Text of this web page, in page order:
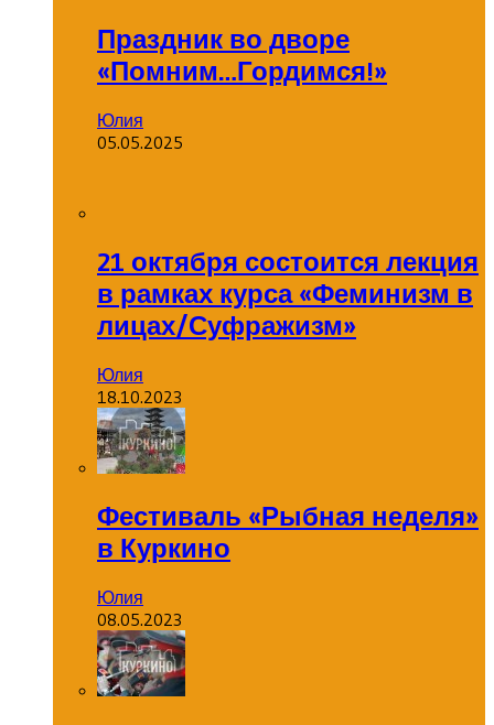
Праздник во дворе
«Помним…Гордимся!»
Юлия
05.05.2025
21 октября состоится лекция
в рамках курса «Феминизм в
лицах/Суфражизм»
Юлия
18.10.2023
Фестиваль «Рыбная неделя»
в Куркино
Юлия
08.05.2023